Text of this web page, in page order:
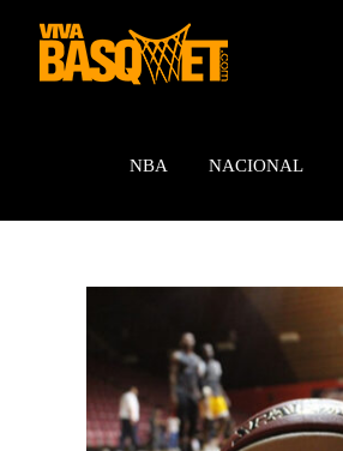
contenido
NBA NACIONAL